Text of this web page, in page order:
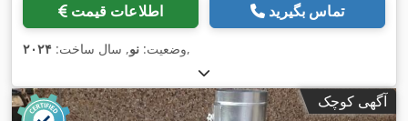
اطلاعات قیمت تماس بگیرید
وضعیت: نو, سال ساخت: ۲۰۲۴ ,
آگهی کوچک